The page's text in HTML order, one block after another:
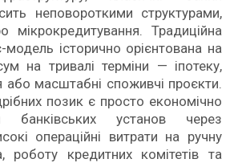
неповороткими структурами,
мікрокредитування. Традиційна
модель історично орієнтована на
на тривалі терміни — іпотеку,
або масштабні споживчі проєкти.
позик є просто економічно
банківських установ через
операційні витрати на ручну
роботу кредитних комітетів та